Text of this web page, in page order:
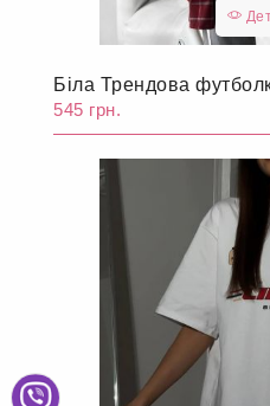
Біла Трендова
545 грн.